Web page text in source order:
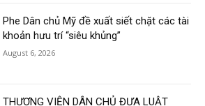
Phe Dân chủ Mỹ đề xuất siết chặt các tài
khoản hưu trí “siêu khủng”
August 6, 2026
THƯỢNG VIỆN DÂN CHỦ ĐƯA LUẬT